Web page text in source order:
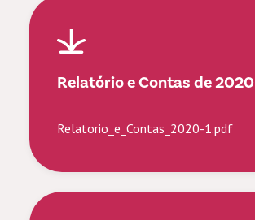
Relatório e Contas de 2020
Relatorio_e_Contas_2020-1.pdf